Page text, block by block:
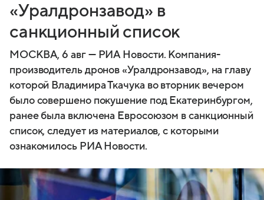
«Уралдронзавод» в
санкционный список
МОСКВА, 6 авг — РИА Новости. Компания-
производитель дронов «Уралдронзавод», на главу
которой Владимира Ткачука во вторник вечером
было совершено покушение под Екатеринбургом,
ранее была включена Евросоюзом в санкционный
список, следует из материалов, с которыми
ознакомилось РИА Новости.